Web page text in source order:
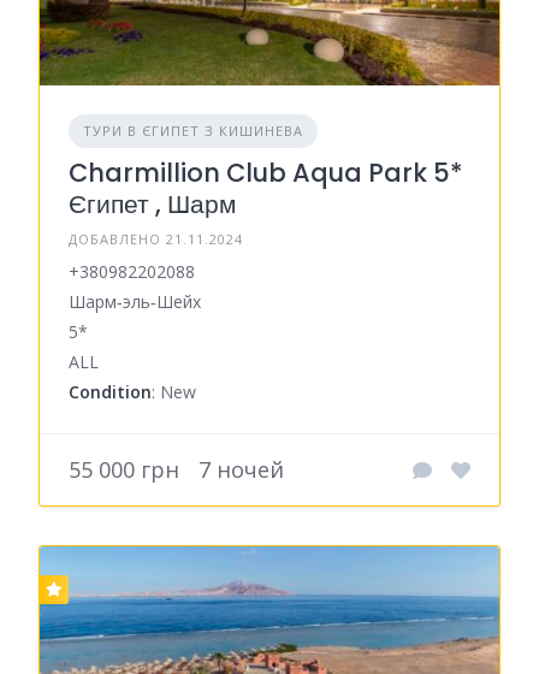
ТУРИ В ЄГИПЕТ З КИШИНЕВА
Charmillion Club Aqua Park 5*
Єгипет , Шарм
ДОБАВЛЕНО 21.11.2024
+380982202088
Шарм‑эль‑Шейх
5*
ALL
Condition: New
55 000 грн 7 ночей